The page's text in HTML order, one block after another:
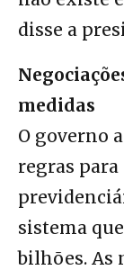
disse a
medidas
O governo
regras para
sistema
bilhões. As